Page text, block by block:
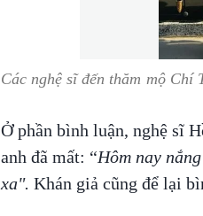
Các nghệ sĩ đến thăm mộ Chí
Ở phần bình luận, nghệ sĩ
anh đã mất: “Hôm nay
xa". Khán giả cũng để lại